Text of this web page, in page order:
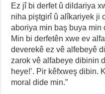
Ez jî bi derfet û dildariya
niha piştgirî û alîkariyek ji
aboriya min baş buya min
Min bi derfetên xwe ev
deverekê ez vê alfebeyê
zarok vê alfabeye dibinin
heye!’. Pir kêfxweş dibin.
moral dide min.”